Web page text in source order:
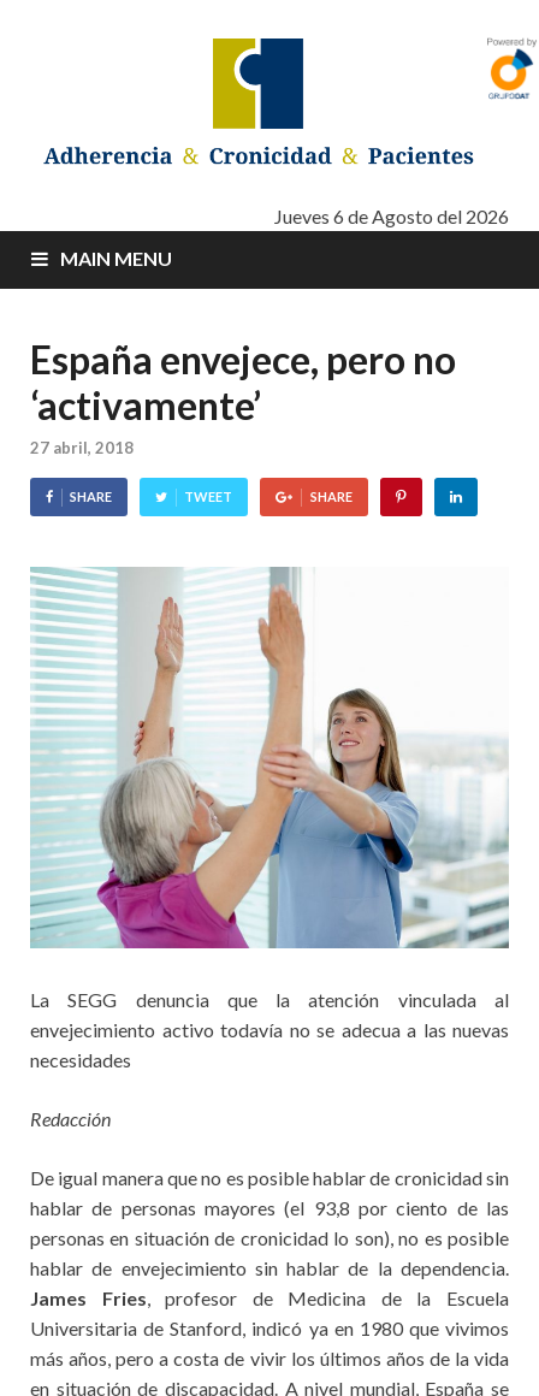
Adherencia –
Cronicidad –
Pacientes
Adherencia – Cronicidad – PacientesJueves 6 de Agosto del 2026
MAIN MENU
España envejece, pero no
‘activamente’
27 abril, 2018
SHARE TWEET SHARE
La SEGG denuncia que la atención vinculada al
envejecimiento activo todavía no se adecua a las nuevas
necesidades
Redacción
De igual manera que no es posible hablar de cronicidad sin
hablar de personas mayores (el 93,8 por ciento de las
personas en situación de cronicidad lo son), no es posible
hablar de envejecimiento sin hablar de la dependencia.
James Fries, profesor de Medicina de la Escuela
Universitaria de Stanford, indicó ya en 1980 que vivimos
más años, pero a costa de vivir los últimos años de la vida
en situación de discapacidad. A nivel mundial, España se